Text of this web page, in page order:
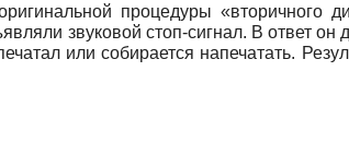
процедуры «вторичного
звуковой стоп-сигнал. В ответ он
или собирается напечатать.